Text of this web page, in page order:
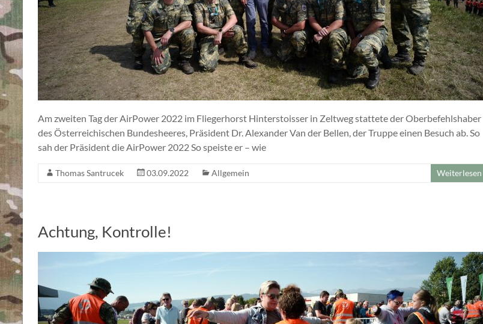
Am zweiten Tag der AirPower 2022 im Fliegerhorst Hinterstoisser in Zeltweg stattete der Oberbefehlshaber
des Österreichischen Bundesheeres, Präsident Dr. Alexander Van der Bellen, der Truppe einen Besuch ab. So
sah der Präsident die AirPower 2022 So speiste er – wie
Thomas Santrucek 03.09.2022 Allgemein Weiterlesen
Achtung, Kontrolle!